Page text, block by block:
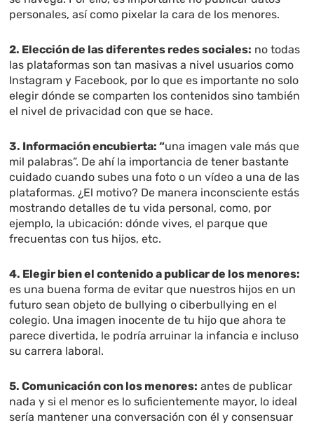
personales, así como pixelar la cara de los menores.
2. Elección de las diferentes redes sociales: no todas
las plataformas son tan masivas a nivel usuarios como
Instagram y Facebook, por lo que es importante no solo
elegir dónde se comparten los contenidos sino también
el nivel de privacidad con que se hace.
3. Información encubierta: “una imagen vale más que
mil palabras”. De ahí la importancia de tener bastante
cuidado cuando subes una foto o un vídeo a una de las
plataformas. ¿El motivo? De manera inconsciente estás
mostrando detalles de tu vida personal, como, por
ejemplo, la ubicación: dónde vives, el parque que
frecuentas con tus hijos, etc.
4. Elegir bien el contenido a publicar de los menores:
es una buena forma de evitar que nuestros hijos en un
futuro sean objeto de bullying o ciberbullying en el
colegio. Una imagen inocente de tu hijo que ahora te
parece divertida, le podría arruinar la infancia e incluso
su carrera laboral.
5. Comunicación con los menores: antes de publicar
nada y si el menor es lo suficientemente mayor, lo ideal
sería mantener una conversación con él y consensuar